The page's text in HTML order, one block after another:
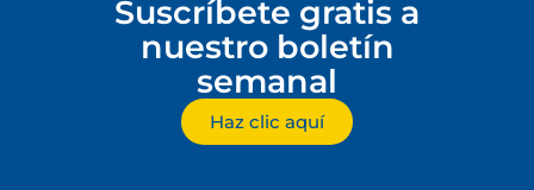
Suscríbete gratis a
nuestro boletín
semanal
Haz clic aquí